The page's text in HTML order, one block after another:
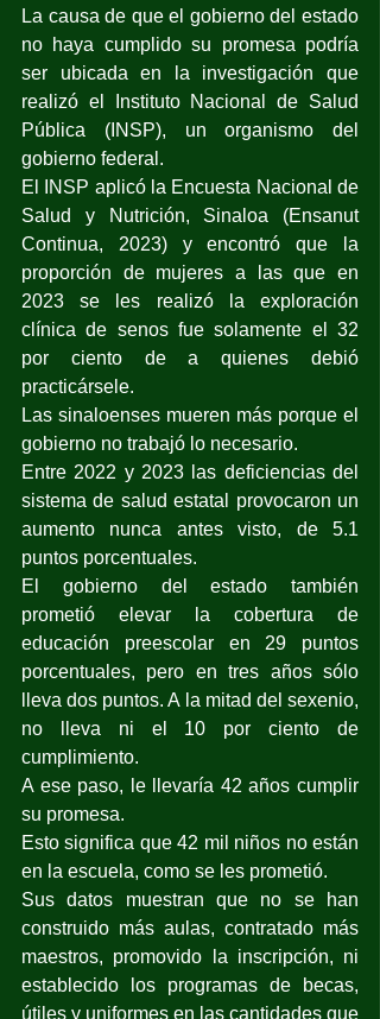
La causa de que el gobierno del estado
no haya cumplido su promesa podría
ser ubicada en la investigación que
realizó el Instituto Nacional de Salud
Pública (INSP), un organismo del
gobierno federal.
El INSP aplicó la Encuesta Nacional de
Salud y Nutrición, Sinaloa (Ensanut
Continua, 2023) y encontró que la
proporción de mujeres a las que en
2023 se les realizó la exploración
clínica de senos fue solamente el 32
por ciento de a quienes debió
practicársele.
Las sinaloenses mueren más porque el
gobierno no trabajó lo necesario.
Entre 2022 y 2023 las deficiencias del
sistema de salud estatal provocaron un
aumento nunca antes visto, de 5.1
puntos porcentuales.
El gobierno del estado también
prometió elevar la cobertura de
educación preescolar en 29 puntos
porcentuales, pero en tres años sólo
lleva dos puntos. A la mitad del sexenio,
no lleva ni el 10 por ciento de
cumplimiento.
A ese paso, le llevaría 42 años cumplir
su promesa.
Esto significa que 42 mil niños no están
en la escuela, como se les prometió.
Sus datos muestran que no se han
construido más aulas, contratado más
maestros, promovido la inscripción, ni
establecido los programas de becas,
útiles y uniformes en las cantidades que